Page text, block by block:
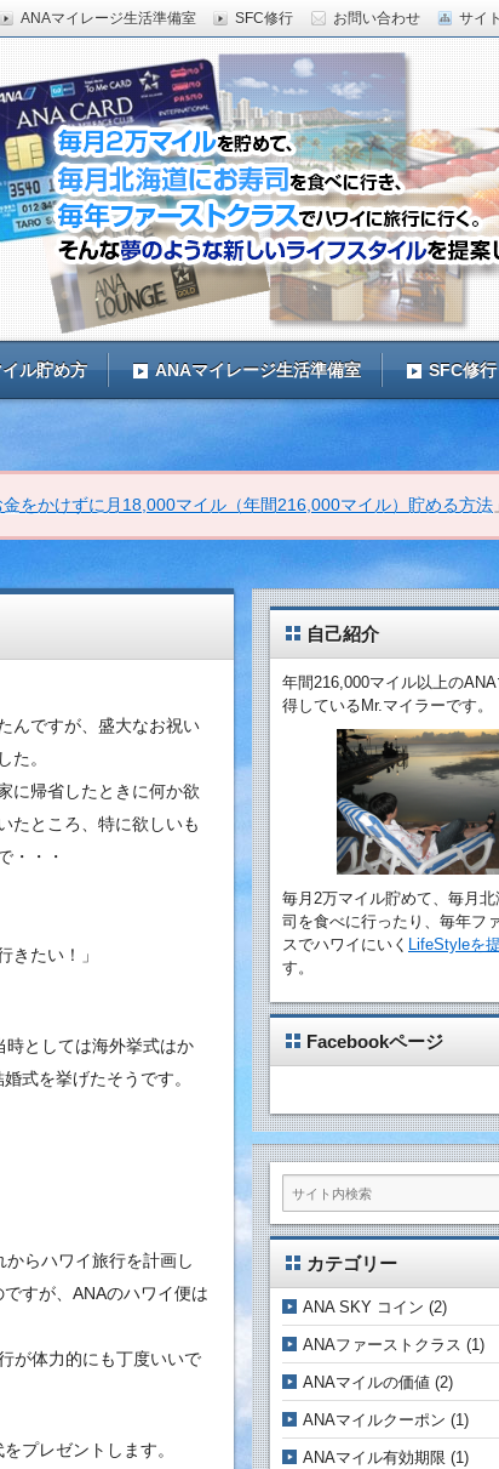
お問い合わせ サイ
ANAマイレージ生活準備室 SFC修行
提案
。毎年ファーストク
ル貯め方 ANAマイレージ生活準備室 SFC修行
をかけずに月18,000マイル（年間216,000マイル）貯める方法
んですが、盛大なお祝い
た。
に帰省したときに何か欲
たところ、特に欲しいも
・・・
きたい！」
時としては海外挙式はか
式を挙げたそうです。
らハワイ旅行を計画し
すが、ANAのハワイ便は
が体力的にも丁度いいで
プレゼントします。
自己紹介
年間216,000マイル以上の
得しているMr.マイラーです。
毎月2万マイル貯めて、毎月
司を食べに行ったり、毎年フ
スでハワイにいく LifeStyleを
す。
Facebookページ
カテゴリー
ANA SKY コイン (2)
ANAファーストクラス (1)
ANAマイルの価値 (2)
ANAマイルクーポン (1)
ANAマイル有効期限 (1)